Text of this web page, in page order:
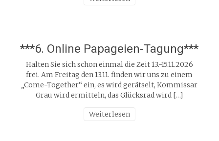
***6. Online Papageien-Tagung***
Halten Sie sich schon einmal die Zeit 13.-15.11.2026
frei. Am Freitag den 13.11. finden wir uns zu einem
„Come-Together“ ein, es wird gerätselt, Kommissar
Grau wird ermitteln, das Glücksrad wird […]
Weiterlesen